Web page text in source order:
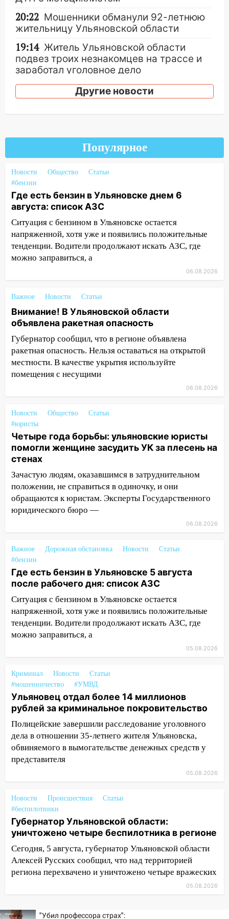
20:22 Мошенники обманули 92-летнюю
жительницу Ульяновской области
19:14 Житель Ульяновской области
подвез троих незнакомцев на трассе и
заработал уголовное дело
18:14
Прогноз погоды на 6 августа в
Ульяновской области
большой фестиваль «Наше время»
17:30 Где есть бензин в Ульяновске 5
августа после рабочего дня: список АЗС
17:05 «Обыск» по видеосвязи: в
Ульяновске задержали 19-летнюю
сообщницу мошенников
16:12 Едва не перерезал горло: в
Вешкайме посиделки с судимым
знакомым закончились для женщины
больницей
перевернулась на мопеде и попала в
больницу
15:59 Ульяновец отдал более 14
миллионов рублей за криминальное
покровительство
15:32 На «кольце» кроссовер сбил 18-
летнего мопедиста
госпитализировали 25-летнего байкера
14:32
надвигается жара
14:08
подробности серьезной аварии на
Фруктовой
13:30 В Димитровграде на улице
Трудовой горело здание
12:37
велосипеде и попал под колеса
12:18
Вспыхнул изнутри: в
Железнодорожном районе горела дача
11:33 В Засвияжье под колёса авто
попал мужчина
В Радищевском районе сгорели
11:00 В Канадее горел жилой дом
10:18 Губернатор Ульяновской области:
уничтожено четыре беспилотника в
регионе
10:00
легковой автомобиль
В Ульяновске будут судить десять
09:25
Вынесли приговор дебоширам,
избившим мужчину в трамвае
08:27 Ульяновская полиция получила
один из шести уникальных автомобилей
в России
07:02 Жара отступит: какой будет
погода в Ульяновске днем 5 августа
Другие новости
Популярное
Новости Общество
Статьи
#бензин
Где есть бензин в Ульяновске днем 6
августа: список АЗС
Ситуация с бензином в Ульяновске остается
напряженной, хотя уже и появились положительные
тенденции. Водители продолжают искать АЗС, где
можно заправиться, а
06.08.2026
Важное Новости Статьи
Внимание! В Ульяновской области
объявлена ракетная опасность
Губернатор сообщил, что в регионе объявлена
ракетная опасность. Нельзя оставаться на открытой
местности. В качестве укрытия используйте
помещения с несущими
06.08.2026
Новости Общество
Статьи
#юристы
Четыре года борьбы: ульяновские юристы
помогли женщине засудить УК за плесень на
стенах
Зачастую людям, оказавшимся в затруднительном
положении, не справиться в одиночку, и они
обращаются к юристам. Эксперты Государственного
юридического бюро —
06.08.2026
Важное Дорожная обстановка Новости
Статьи
#бензин
Где есть бензин в Ульяновске 5 августа
после рабочего дня: список АЗС
Ситуация с бензином в Ульяновске остается
напряженной, хотя уже и появились положительные
тенденции. Водители продолжают искать АЗС, где
можно заправиться, а
05.08.2026
Криминал Новости
Статьи
#мошенничество
#УМВД
Ульяновец отдал более 14 миллионов
рублей за криминальное покровительство
Полицейские завершили расследование уголовного
дела в отношении 35-летнего жителя Ульяновска,
обвиняемого в вымогательстве денежных средств у
представителя
05.08.2026
Новости Происшествия
Статьи
#беспилотники
Губернатор Ульяновской области:
уничтожено четыре беспилотника в регионе
Сегодня, 5 августа, губернатор Ульяновской области
Алексей Русских сообщил, что над территорией
региона перехвачено и уничтожено четыре вражеских
05.08.2026
"Убил профессора страх":